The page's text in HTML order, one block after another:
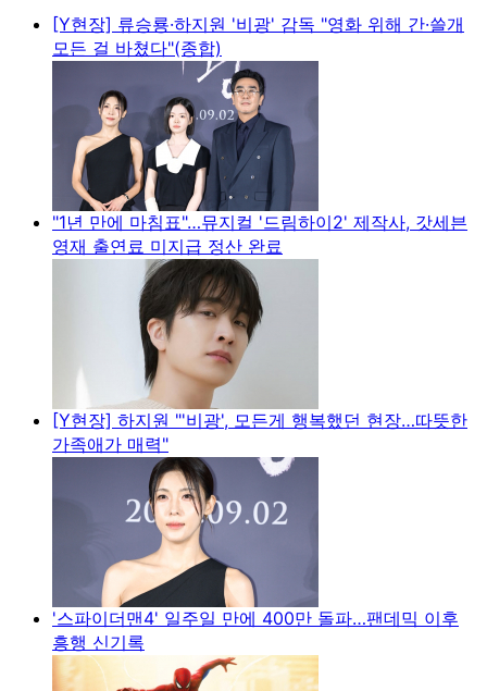
[Y현장] 류승룡·하지원 '비광' 감독 "영화 위해 간·쓸개
모든 걸 바쳤다"(종합)
"1년 만에 마침표"…뮤지컬 '드림하이2' 제작사, 갓세븐
영재 출연료 미지급 정산 완료
[Y현장] 하지원 "'비광', 모든게 행복했던 현장…따뜻한
가족애가 매력"
'스파이더맨4' 일주일 만에 400만 돌파…팬데믹 이후
흥행 신기록